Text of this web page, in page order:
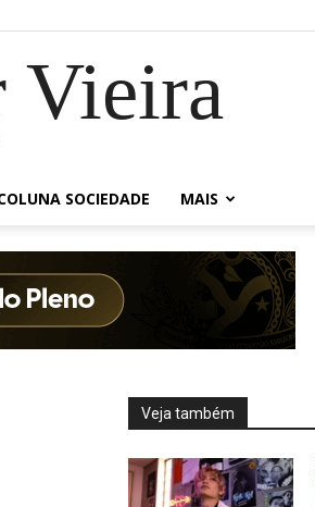
Vieira
SOCIEDADE MAIS
Veja também